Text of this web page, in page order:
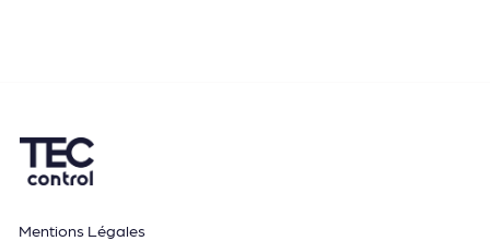
Mentions Légales